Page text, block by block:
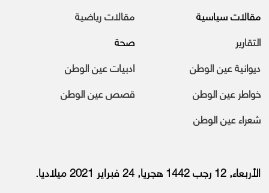
مقالات سياسية
مقالات رياضية
التقارير
صحة
ديوانية عين الوطن
ادبيات عين الوطن
خواطر عين الوطن
قصص عين الوطن
شعراء عين الوطن
الأربعاء, 12 رجب 1442 هجريا, 24 فبراير 2021 ميلاديا.